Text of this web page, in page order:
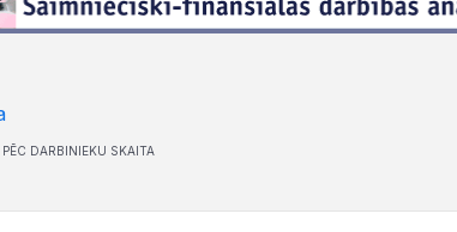
PĒC DARBINIEKU SKAITA